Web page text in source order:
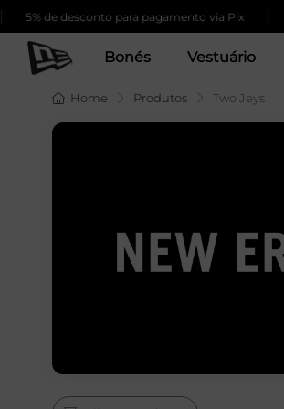
5% de desconto para pagamento via Pix
Bonés Vestuário
Home Produtos Two Jeys